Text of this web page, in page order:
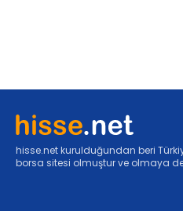
hisse.net kurulduğundan beri
borsa sitesi olmuştur ve olmaya